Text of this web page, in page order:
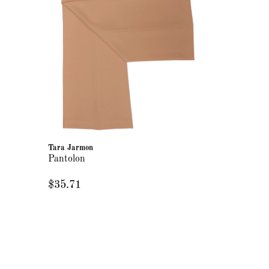
Tara Jarmon
Pantolon
$35.71